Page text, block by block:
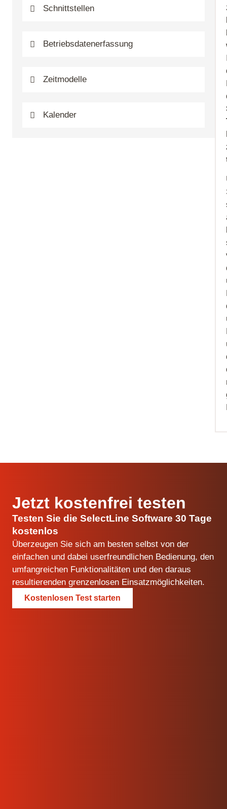
Schnittstellen
Betriebsdatenerfassung
Zeitmodelle
Kalender
Jetzt kostenfrei testen
Testen Sie die SelectLine Software 30 Tage
kostenlos
Überzeugen Sie sich am besten selbst von der
einfachen und dabei userfreundlichen Bedienung, den
umfangreichen Funktionalitäten und den daraus
resultierenden grenzenlosen Einsatzmöglichkeiten.
Kostenlosen Test starten